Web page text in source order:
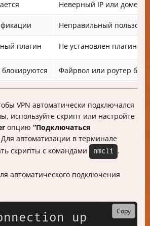
Неверный IP или домен
Неправильный
плагин Не установлен плагин
Файрвол или роутер
VPN автоматически подключался
используйте скрипт или настройте
опцию “Подключаться
Для автоматизации в терминале
скрипты с командами
nmcli .
автоматического подключения
up
Copy